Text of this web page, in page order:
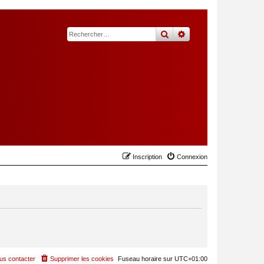
rechercher
recherche
Connexion
Inscription
Fuseau horaire sur UTC+01:00
Supprimer les cookies
contacter